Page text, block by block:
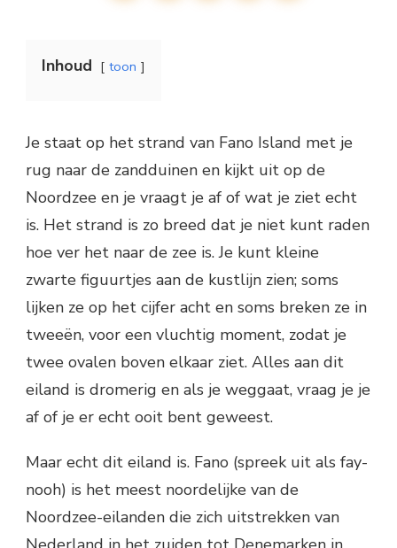
Inhoud toon
Je staat op het strand van Fano Island met je
rug naar de zandduinen en kijkt uit op de
Noordzee en je vraagt ​​je af of wat je ziet echt
is. Het strand is zo breed dat je niet kunt raden
hoe ver het naar de zee is. Je kunt kleine
zwarte figuurtjes aan de kustlijn zien; soms
lijken ze op het cijfer acht en soms breken ze in
tweeën, voor een vluchtig moment, zodat je
twee ovalen boven elkaar ziet. Alles aan dit
eiland is dromerig en als je weggaat, vraag je je
af of je er echt ooit bent geweest.
Maar echt dit eiland is. Fano (spreek uit als fay-
nooh) is het meest noordelijke van de
Noordzee-eilanden die zich uitstrekken van